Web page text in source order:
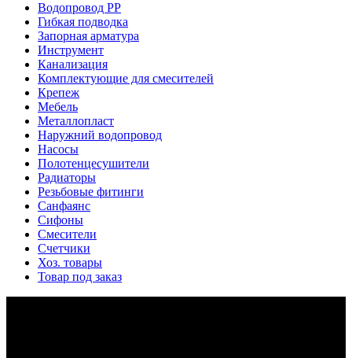
Водопровод РР
Гибкая подводка
Запорная арматура
Инструмент
Канализация
Комплектующие для смесителей
Крепеж
Мебель
Металлопласт
Наружний водопровод
Насосы
Полотенцесушители
Радиаторы
Резьбовые фитинги
Санфаянс
Сифоны
Смесители
Счетчики
Хоз. товары
Товар под заказ